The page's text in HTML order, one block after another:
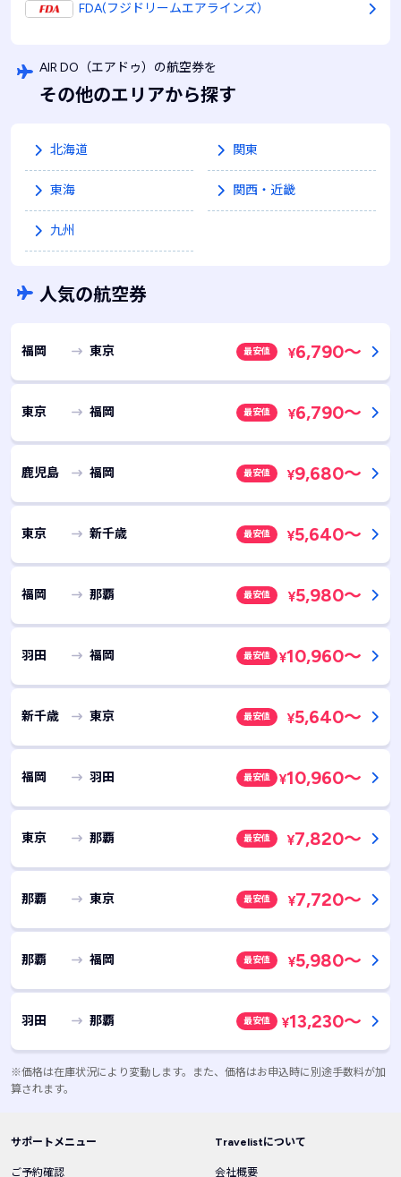
FDA(フジドリームエアラインズ)
AIR DO （エアドゥ） の航空券を
その他のエリアから探す
北海道 関東
東海 関西・近畿
九州
人気の航空券
福岡 東京 最安値 ¥6,790～
東京 福岡 最安値 ¥6,790～
鹿児島 福岡 最安値 ¥9,680～
東京 新千歳 最安値 ¥5,640～
福岡 那覇 最安値 ¥5,980～
羽田 福岡 最安値 ¥10,960～
新千歳 東京 最安値 ¥5,640～
福岡 羽田 最安値 ¥10,960～
東京 那覇 最安値 ¥7,820～
那覇 東京 最安値 ¥7,720～
那覇 福岡 最安値 ¥5,980～
羽田 那覇 最安値 ¥13,230～
※価格は在庫状況により変動します。また、価格はお申込時に別途手数料が加
算されます。
サポートメニュー
ご予約確認
Travelistについて
会社概要